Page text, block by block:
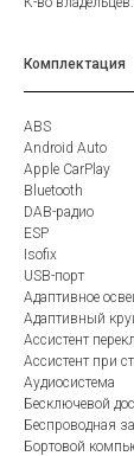
Комплектация
ABS
Android Auto
Apple CarPlay
Bluetooth
DAB-радио
ESP
Isofix
USB-порт
Адаптивное
Адаптивный
Ассистент
Ассистент при
Аудиосистема
Бесключевой
Беспроводная
Бортовой